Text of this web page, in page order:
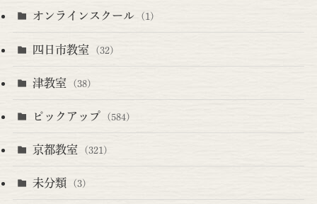
オンラインスクール (1)
四日市教室 (32)
津教室 (38)
ピックアップ (584)
京都教室 (321)
未分類 (3)